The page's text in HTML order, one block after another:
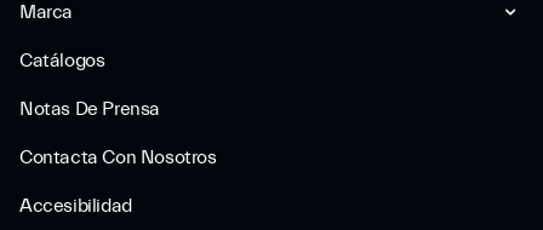
Marca
Catálogos
Notas De Prensa
Contacta Con Nosotros
Accesibilidad